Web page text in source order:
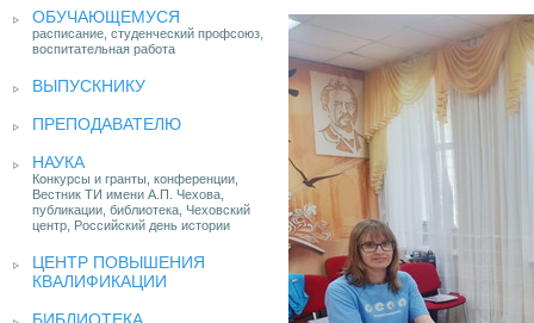
ОБУЧАЮЩЕМУСЯ
расписание, студенческий профсоюз,
воспитательная работа
ВЫПУСКНИКУ
ПРЕПОДАВАТЕЛЮ
НАУКА
Конкурсы и гранты, конференции,
Вестник ТИ имени А.П. Чехова,
публикации, библиотека, Чеховский
центр, Российский день истории
ЦЕНТР ПОВЫШЕНИЯ
КВАЛИФИКАЦИИ